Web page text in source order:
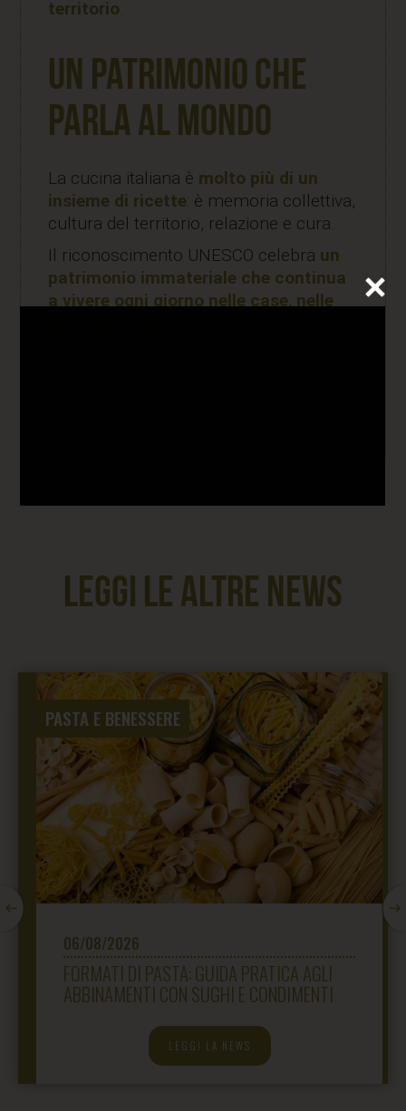
territorio.
Un patrimonio che
parla al mondo
La cucina italiana è molto più di un
insieme di ricette: è memoria collettiva,
cultura del territorio, relazione e cura.
Il riconoscimento UNESCO celebra un
patrimonio immateriale che continua
a vivere ogni giorno nelle case, nelle
Leggi le altre news
PASTA E BENESSERE
06/08/2026
FORMATI DI PASTA: GUIDA PRATICA AGLI
ABBINAMENTI CON SUGHI E CONDIMENTI
LEGGI LA NEWS